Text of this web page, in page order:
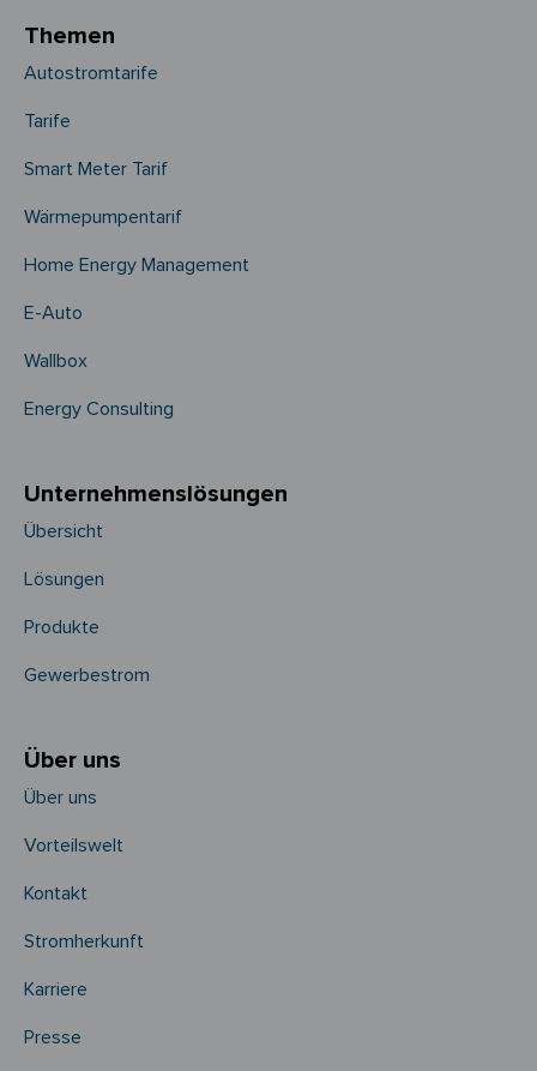
Themen
Autostromtarife
Tarife
Smart Meter Tarif
Wärmepumpentarif
Home Energy Management
E-Auto
Wallbox
Energy Consulting
Unternehmens­­lösungen
Übersicht
Lösungen
Produkte
Gewerbestrom
Über uns
Über uns
Vorteilswelt
Kontakt
Stromherkunft
Karriere
Presse